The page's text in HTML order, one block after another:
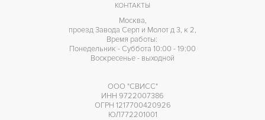
КОНТАКТЫ
Москва,
проезд Завода Серп и Молот д 3, к 2,
Время работы:
Понедельник - Суббота 10:00 - 19:00
Воскресенье - выходной
ООО "СВИСС"
ИНН 9722007386
ОГРН 1217700420926
ЮЛ772201001